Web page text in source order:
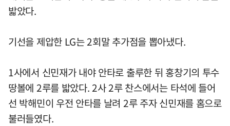
밟았다.
기선을 제압한 LG는 2회말 추가점을 뽑아냈다.
1사에서 신민재가 내야 안타로 출루한 뒤 홍창기의 투수
땅볼에 2루를 밟았다. 2사 2루 찬스에서는 타석에 들어
선 박해민이 우전 안타를 날려 2루 주자 신민재를 홈으로
불러들였다.